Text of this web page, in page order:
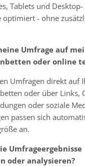
Tablets und Desktop-
optimiert - ohne
Umfrage auf
oder online
Umfragen direkt auf
oder über Links,
oder soziale
passen sich
an.
Umfrageergebnisse
oder analysieren?